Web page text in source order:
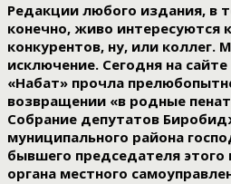
Редакции любого издания, в
конечно, живо интересуются
конкурентов, ну, или коллег.
исключение. Сегодня на
«Набат» прочла
возвращении «в родные
Собрание депутатов
муниципального района
бывшего председателя этого
органа местного